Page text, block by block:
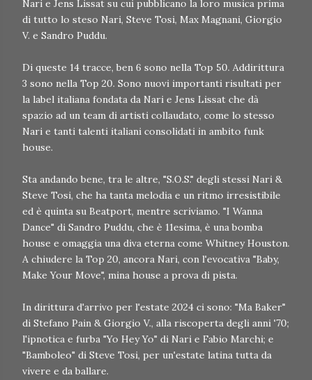
Nari e Jens Lissat su cui pubblicano la loro musica prima
di tutto lo steso Nari, Steve Tosi, Max Magnani, Giorgio
V. e Sandro Puddu.
Di queste 14 tracce, ben 6 sono nella Top 50. Addirittura
3 sono nella Top 20. Sono nuovi importanti risultati per
la label italiana fondata da Nari e Jens Lissat che dà
spazio ad un team di artisti collaudato, come lo stesso
Nari e tanti talenti italiani consolidati in ambito funk
house.
Sta andando bene, tra le altre, "S.O.S." degli stessi Nari &
Steve Tosi, che ha tanta melodia e un ritmo irresistibile
ed è quinta su Beatport, mentre scriviamo. "I Wanna
Dance" di Sandro Puddu, che è 11esima, è una bomba
house e omaggia una diva eterna come Whitney Houston.
A chiudere la Top 20, ancora Nari, con l'evocativa "Baby,
Make Your Move", mina house a prova di pista.
In dirittura d'arrivo per l'estate 2024 ci sono: "Ma Baker"
di Stefano Pain & Giorgio V., alla riscoperta degli anni '70;
l'ipnotica e furba "Yo Hey Yo" di Nari e Fabio Marchi; e
"Bamboleo" di Steve Tosi, per un'estate latina tutta da
vivere e da ballare.